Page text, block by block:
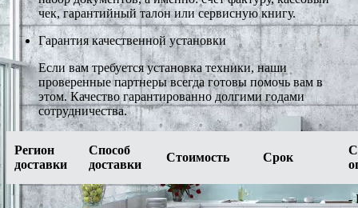
чек, гарантийный талон или сервисную книгу.
Гарантия качественной установки
Если вам требуется установка техники, наши
проверенные партнеры всегда готовы помочь вам в
этом. Качество гарантированно долгими годами
сотрудничества.
Регион
доставки
Способ
доставки
Стоимость Срок
-